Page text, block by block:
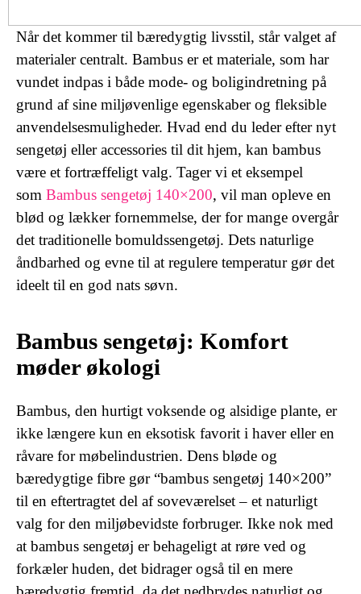
Når det kommer til bæredygtig livsstil, står valget af
materialer centralt. Bambus er et materiale, som har
vundet indpas i både mode- og boligindretning på
grund af sine miljøvenlige egenskaber og fleksible
anvendelsesmuligheder. Hvad end du leder efter nyt
sengetøj eller accessories til dit hjem, kan bambus
være et fortræffeligt valg. Tager vi et eksempel
som Bambus sengetøj 140×200, vil man opleve en
blød og lækker fornemmelse, der for mange overgår
det traditionelle bomuldssengetøj. Dets naturlige
åndbarhed og evne til at regulere temperatur gør det
ideelt til en god nats søvn.
Bambus sengetøj: Komfort
møder økologi
Bambus, den hurtigt voksende og alsidige plante, er
ikke længere kun en eksotisk favorit i haver eller en
råvare for møbelindustrien. Dens bløde og
bæredygtige fibre gør “bambus sengetøj 140×200”
til en eftertragtet del af soveværelset – et naturligt
valg for den miljøbevidste forbruger. Ikke nok med
at bambus sengetøj er behageligt at røre ved og
forkæler huden, det bidrager også til en mere